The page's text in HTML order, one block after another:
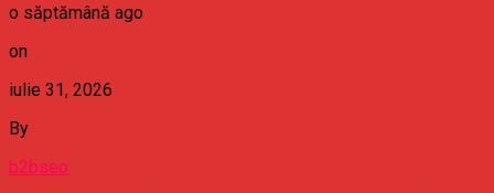
o săptămână ago
on
iulie 31, 2026
By
b2bseo